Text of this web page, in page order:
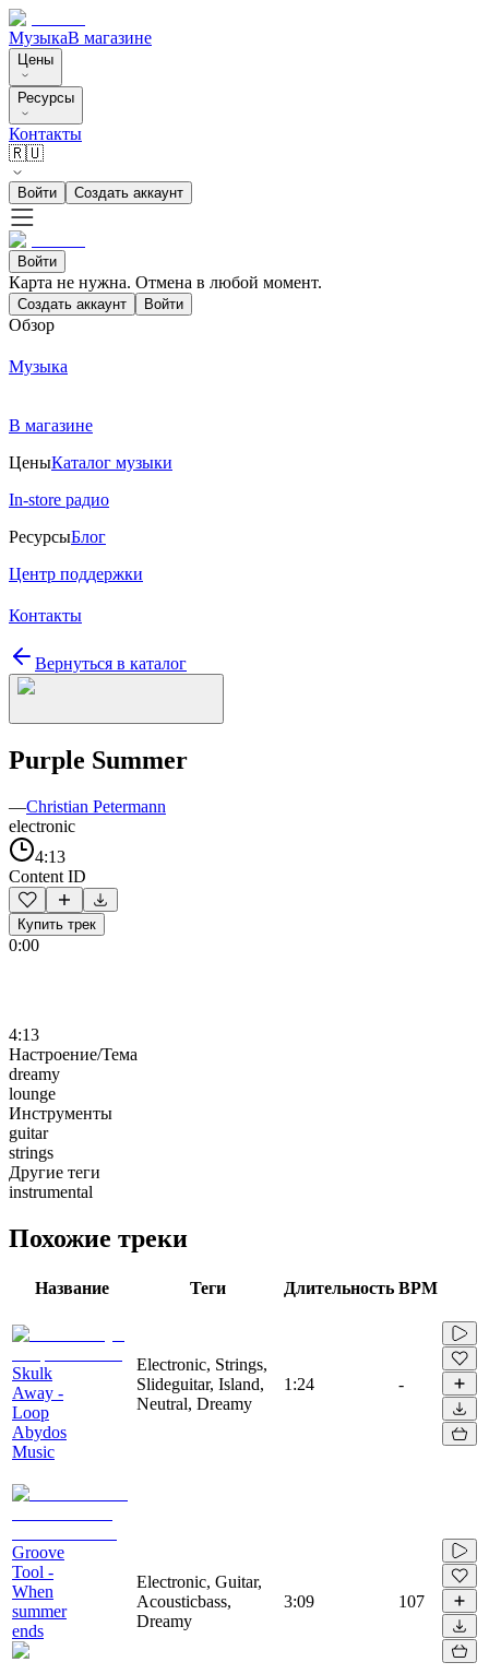
МузыкаВ магазине
Цены
Ресурсы
Контакты
🇷🇺
Войти Создать аккаунт
Войти
Карта не нужна. Отмена в любой момент.
Создать аккаунт Войти
Обзор
Музыка
В магазине
ЦеныКаталог музыки
In-store радио
РесурсыБлог
Центр поддержки
Контакты
Вернуться в каталог
Purple Summer
—Christian Petermann
electronic
4:13
Content ID
Купить трек
0:00
4:13
Настроение/Тема
dreamy
lounge
Инструменты
guitar
strings
Другие теги
instrumental
Похожие треки
Название Теги Длительность BPM
Skulk
Away -
Loop
Abydos
Music
Electronic, Strings,
Slideguitar, Island,
Neutral, Dreamy
1:24 -
Groove
Tool -
When
summer
ends
Electronic, Guitar,
Acousticbass,
Dreamy
3:09 107